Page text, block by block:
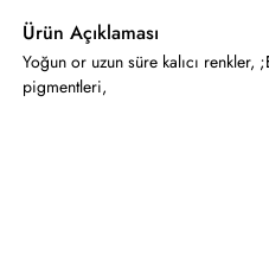
Ürün Açıklaması
Yoğun or uzun süre kalıcı
pigmentleri,